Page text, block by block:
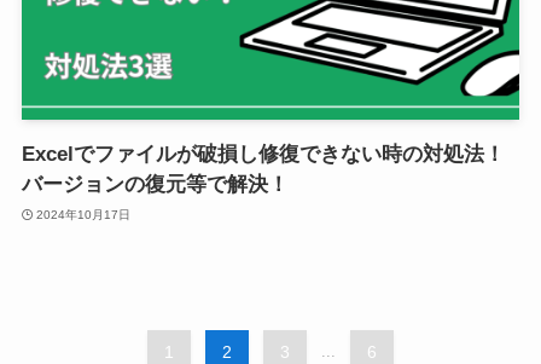
Excelでファイルが破損し修復できない時の対処法！
バージョンの復元等で解決！
2024年10月17日
1 2 3 ... 6